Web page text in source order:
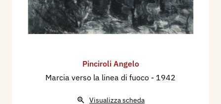
Pinciroli Angelo
Marcia verso la linea di fuoco - 1942
Visualizza scheda